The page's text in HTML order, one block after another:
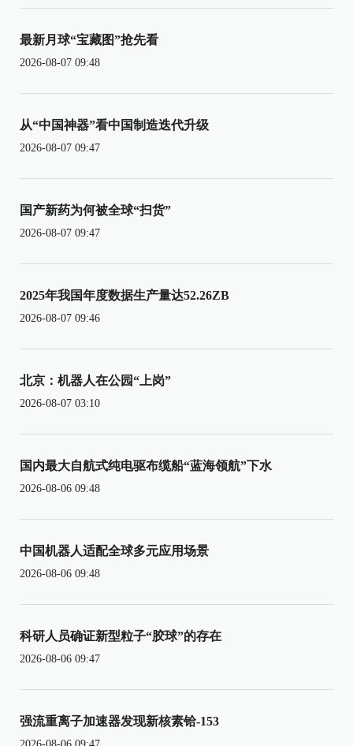
最新月球“宝藏图”抢先看
2026-08-07 09:48
从“中国神器”看中国制造迭代升级
2026-08-07 09:47
国产新药为何被全球“扫货”
2026-08-07 09:47
2025年我国年度数据生产量达52.26ZB
2026-08-07 09:46
北京：机器人在公园“上岗”
2026-08-07 03:10
国内最大自航式纯电驱布缆船“蓝海领航”下水
2026-08-06 09:48
中国机器人适配全球多元应用场景
2026-08-06 09:48
科研人员确证新型粒子“胶球”的存在
2026-08-06 09:47
强流重离子加速器发现新核素铪-153